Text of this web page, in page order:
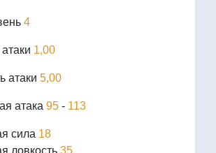
4
1,00
атаки 5,00
атака 95 - 113
сила 18
ловкость 35